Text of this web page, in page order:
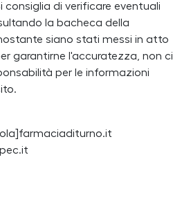
di verificare eventuali
la bacheca della
siano stati messi in atto
garantirne l'accuratezza, non ci
per le informazioni